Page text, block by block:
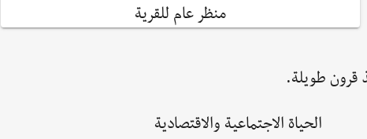
منظر عام للقرية
طويلة.
الحياة الاجتماعية والاقتصادية